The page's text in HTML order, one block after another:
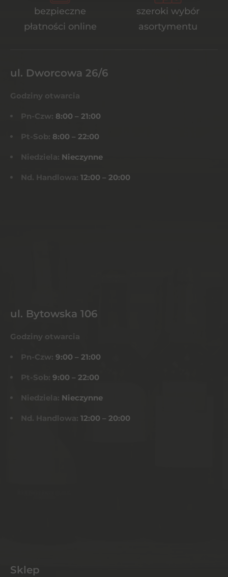
bezpieczne
płatności online
szeroki wybór
asortymentu
ul. Dworcowa 26/6
Godziny otwarcia
Pn-Czw: 8:00 – 21:00
Pt-Sob: 8:00 – 22:00
Niedziela: Nieczynne
Nd. Handlowa: 12:00 – 20:00
ul. Bytowska 106
Godziny otwarcia
Pn-Czw: 9:00 – 21:00
Pt-Sob: 9:00 – 22:00
Niedziela: Nieczynne
Nd. Handlowa: 12:00 – 20:00
Sklep